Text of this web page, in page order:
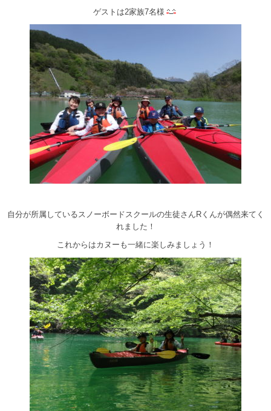
ゲストは2家族7名様
自分が所属しているスノーボードスクールの生徒さんRくんが偶然来てく
れました！
これからはカヌーも一緒に楽しみましょう！